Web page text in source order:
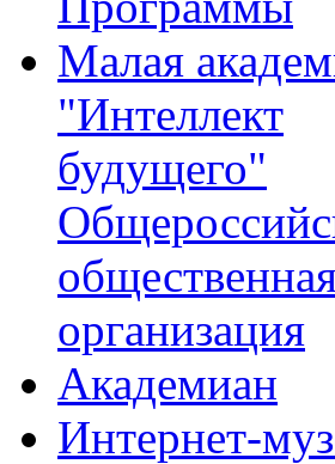
Малая
"Интеллект
будущего"
организация
Академиан
Интернет-